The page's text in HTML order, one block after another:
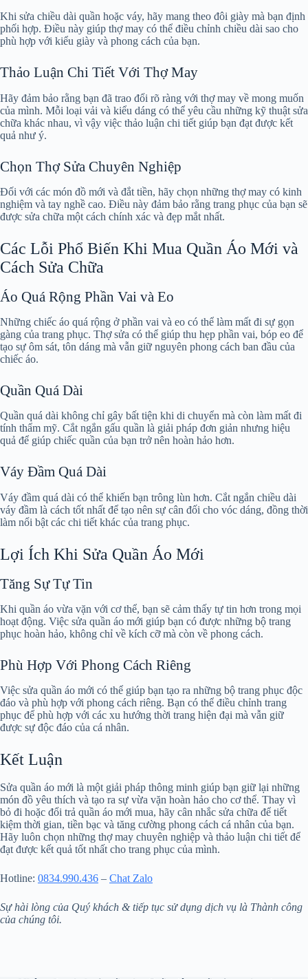
Khi sửa chiều dài quần hoặc váy, hãy mang theo đôi giày mà bạn định
phối hợp. Điều này giúp thợ may có thể điều chỉnh chiều dài sao cho
phù hợp với kiểu giày và phong cách của bạn.
Thảo Luận Chi Tiết Với Thợ May
Hãy đảm bảo rằng bạn đã trao đổi rõ ràng với thợ may về mong muốn
của mình. Mỗi loại vải và kiểu dáng có thể yêu cầu những kỹ thuật sửa
chữa khác nhau, vì vậy việc thảo luận chi tiết giúp bạn đạt được kết
quả như ý.
Chọn Thợ Sửa Chuyên Nghiệp
Đối với các món đồ mới và đắt tiền, hãy chọn những thợ may có kinh
nghiệm và tay nghề cao. Điều này đảm bảo rằng trang phục của bạn sẽ
được sửa chữa một cách chính xác và đẹp mắt nhất.
Các Lỗi Phổ Biến Khi Mua Quần Áo Mới và
Cách Sửa Chữa
Áo Quá Rộng Phần Vai và Eo
Những chiếc áo quá rộng ở phần vai và eo có thể làm mất đi sự gọn
gàng của trang phục. Thợ sửa có thể giúp thu hẹp phần vai, bóp eo để
tạo sự ôm sát, tôn dáng mà vẫn giữ nguyên phong cách ban đầu của
chiếc áo.
Quần Quá Dài
Quần quá dài không chỉ gây bất tiện khi di chuyển mà còn làm mất đi
tính thẩm mỹ. Cắt ngắn gấu quần là giải pháp đơn giản nhưng hiệu
quả để giúp chiếc quần của bạn trở nên hoàn hảo hơn.
Váy Đầm Quá Dài
Váy đầm quá dài có thể khiến bạn trông lùn hơn. Cắt ngắn chiều dài
váy đầm là cách tốt nhất để tạo nên sự cân đối cho vóc dáng, đồng thời
làm nổi bật các chi tiết khác của trang phục.
Lợi Ích Khi Sửa Quần Áo Mới
Tăng Sự Tự Tin
Khi quần áo vừa vặn với cơ thể, bạn sẽ cảm thấy tự tin hơn trong mọi
hoạt động. Việc sửa quần áo mới giúp bạn có được những bộ trang
phục hoàn hảo, không chỉ về kích cỡ mà còn về phong cách.
Phù Hợp Với Phong Cách Riêng
Việc sửa quần áo mới có thể giúp bạn tạo ra những bộ trang phục độc
đáo và phù hợp với phong cách riêng. Bạn có thể điều chỉnh trang
phục để phù hợp với các xu hướng thời trang hiện đại mà vẫn giữ
được sự độc đáo của cá nhân.
Kết Luận
Sửa quần áo mới là một giải pháp thông minh giúp bạn giữ lại những
món đồ yêu thích và tạo ra sự vừa vặn hoàn hảo cho cơ thể. Thay vì
bỏ đi hoặc đổi trả quần áo mới mua, hãy cân nhắc sửa chữa để tiết
kiệm thời gian, tiền bạc và tăng cường phong cách cá nhân của bạn.
Hãy luôn chọn những thợ may chuyên nghiệp và thảo luận chi tiết để
đạt được kết quả tốt nhất cho trang phục của mình.
Hotline: 0834.990.436 – Chat Zalo
Sự hài lòng của Quý khách & tiếp tục sử dụng dịch vụ là Thành công
của chúng tôi.